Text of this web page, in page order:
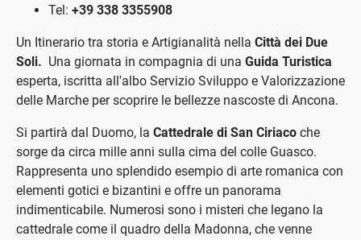
Tel: +39 338 3355908
Un Itinerario tra storia e Artigianalità nella Città dei Due
Soli. Una giornata in compagnia di una Guida Turistica
esperta, iscritta all'albo Servizio Sviluppo e Valorizzazione
delle Marche per scoprire le bellezze nascoste di Ancona.
Si partirà dal Duomo, la Cattedrale di San Ciriaco che
sorge da circa mille anni sulla cima del colle Guasco.
Rappresenta uno splendido esempio di arte romanica con
elementi gotici e bizantini e offre un panorama
indimenticabile. Numerosi sono i misteri che legano la
cattedrale come il quadro della Madonna, che venne